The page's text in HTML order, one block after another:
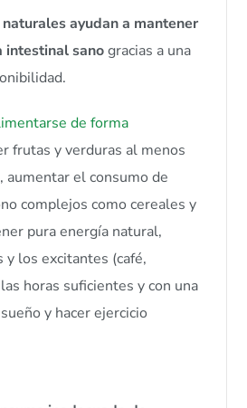
ayudan a mantener
intestinal sanogracias a una
de forma
frutas y verduras al menos
aumentar el consumo de
complejos como cereales y
pura energía natural,
y los excitantes (café,
horas suficientes y con una
y hacer ejercicio